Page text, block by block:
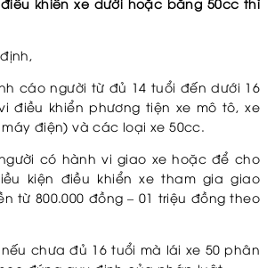
cáo người từ đủ 14 tuổi đến dưới 16
điều khiển phương tiện xe mô tô, xe
điện) và các loại xe 50cc.
có hành vi giao xe hoặc để cho
kiện điều khiển xe tham gia giao
từ 800.000 đồng – 01 triệu đồng theo
chưa đủ 16 tuổi mà lái xe 50 phân